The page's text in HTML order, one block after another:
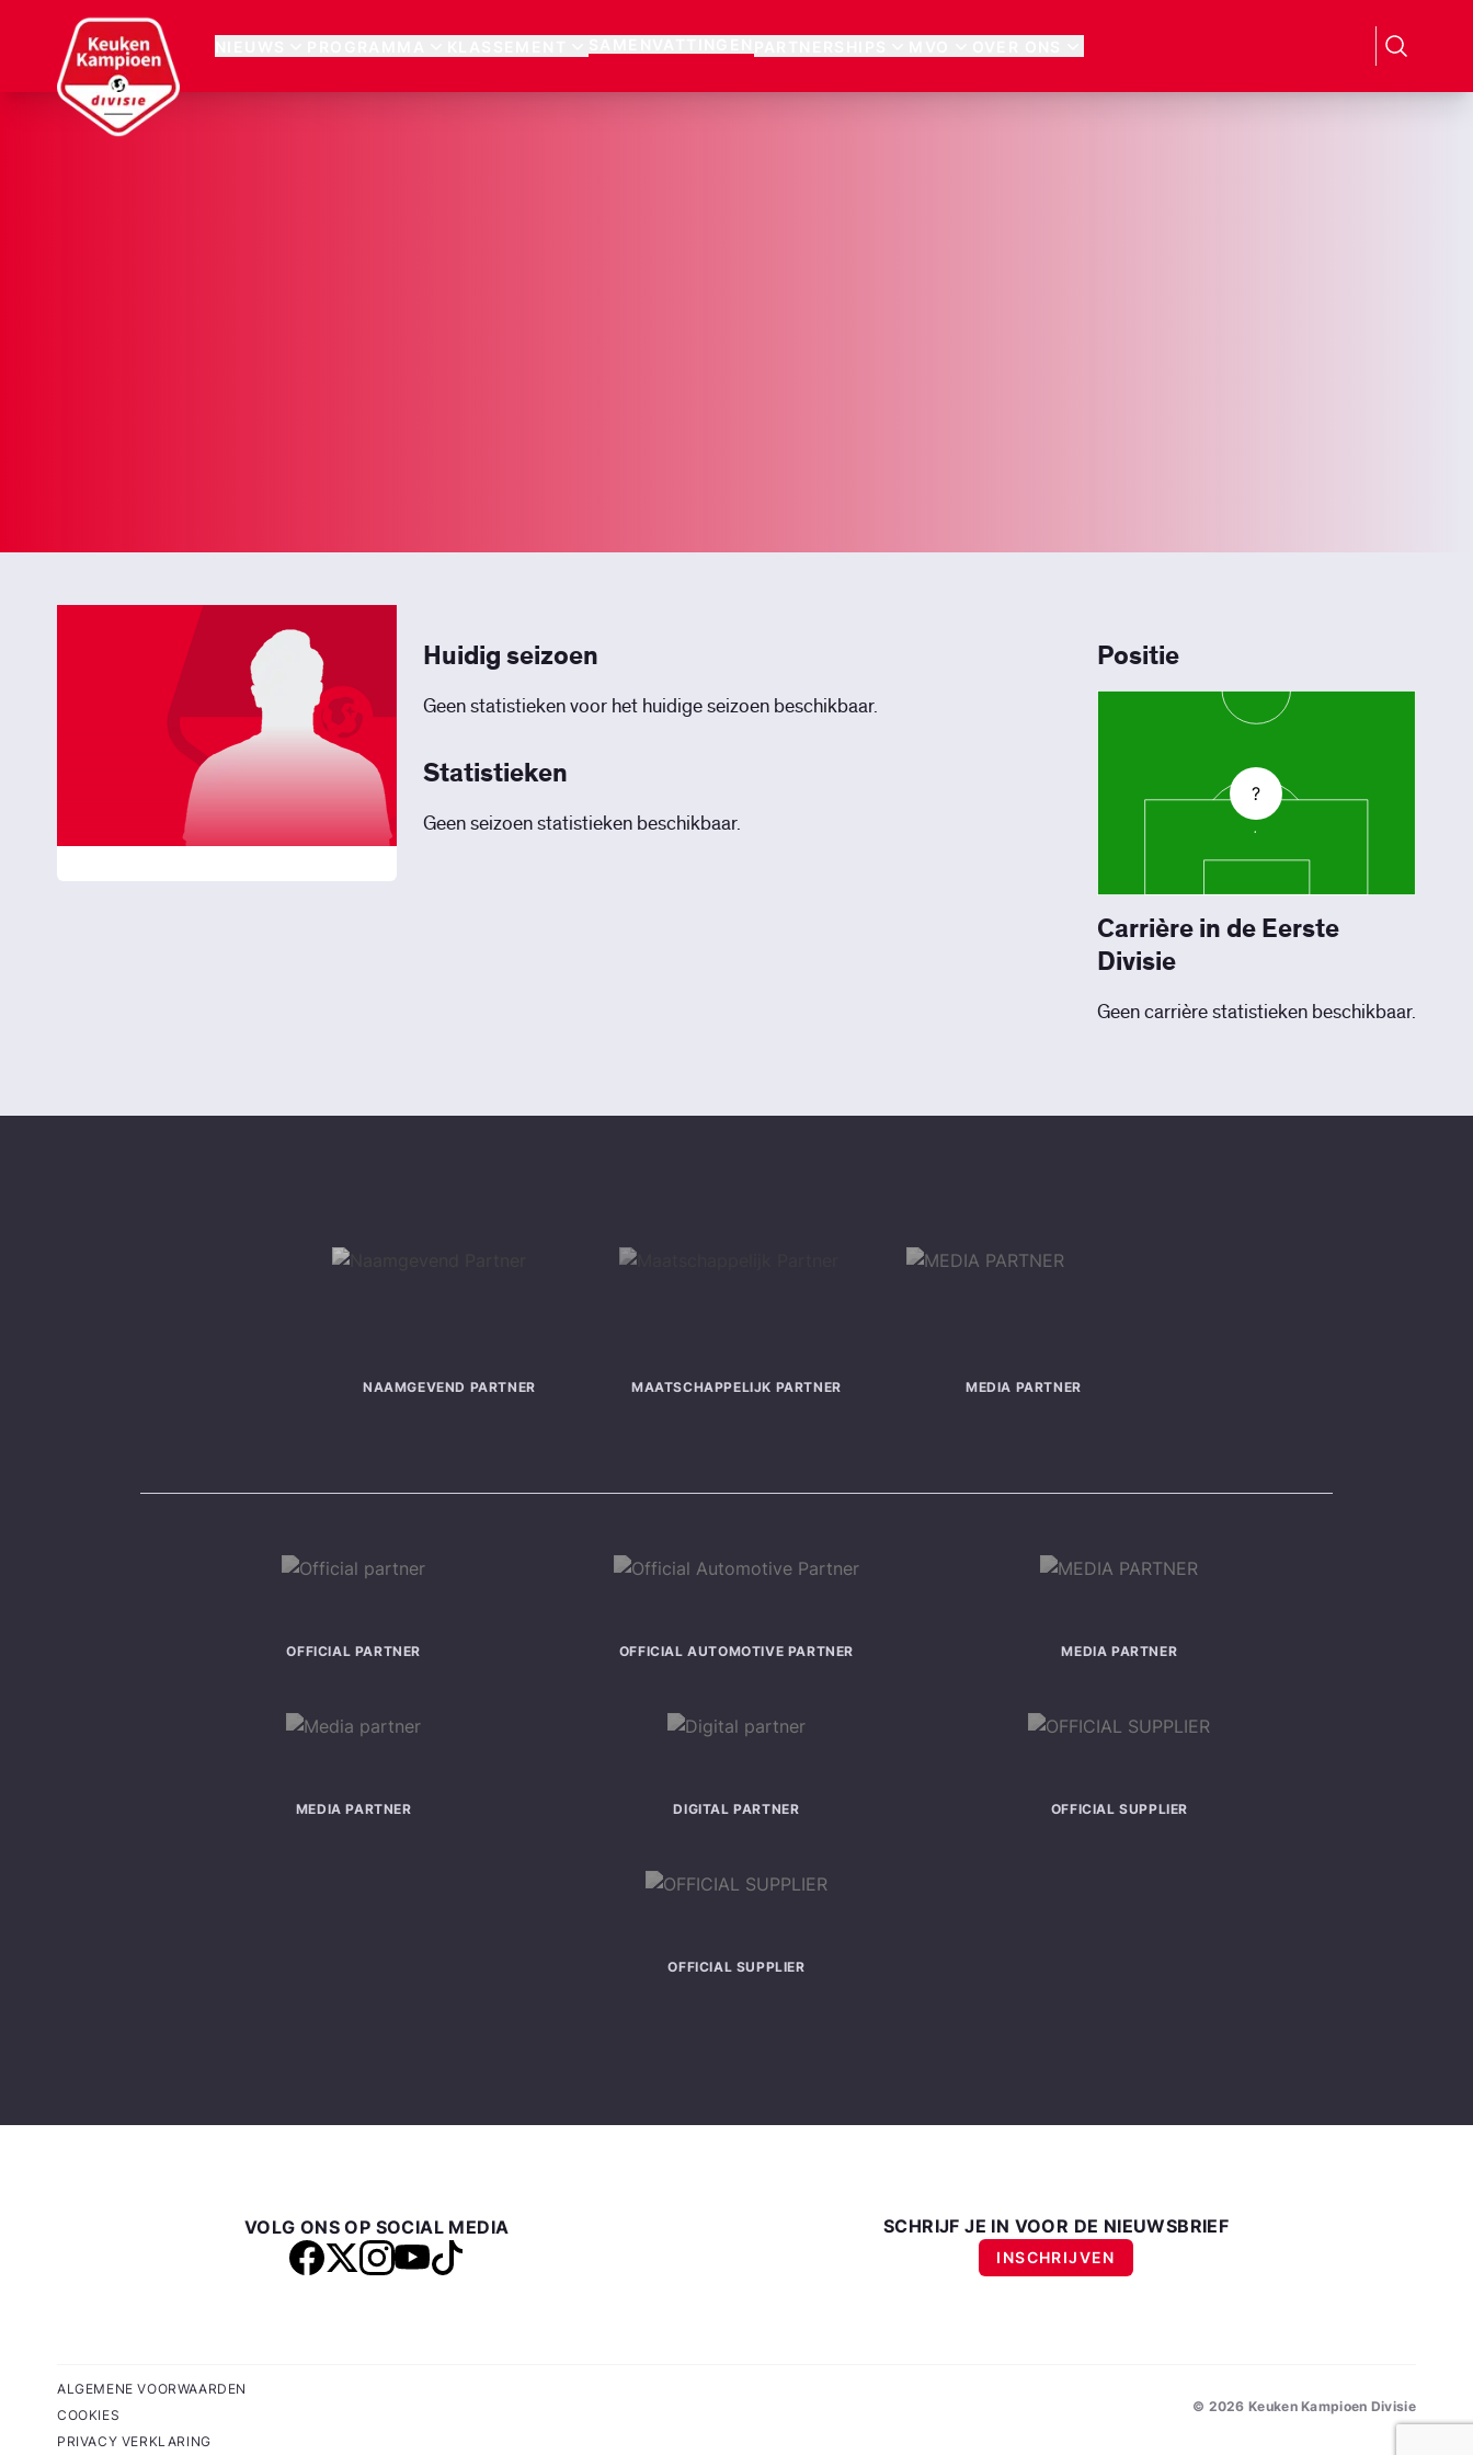
Keuken Kampioen Divisie
Huidig seizoen
Geen statistieken voor het huidige seizoen beschikbaar.
Statistieken
Geen seizoen statistieken beschikbaar.
Positie
?
Carrière in de Eerste
Divisie
Geen carrière statistieken beschikbaar.
NAAMGEVEND PARTNER MAATSCHAPPELIJK PARTNER MEDIA PARTNER
OFFICIAL PARTNER OFFICIAL AUTOMOTIVE PARTNER MEDIA PARTNER
MEDIA PARTNER DIGITAL PARTNER OFFICIAL SUPPLIER
OFFICIAL SUPPLIER
VOLG ONS OP SOCIAL MEDIA SCHRIJF JE IN VOOR DE NIEUWSBRIEF
INSCHRIJVEN
ALGEMENE VOORWAARDEN
COOKIES
PRIVACY VERKLARING
© 2026 Keuken Kampioen Divisie